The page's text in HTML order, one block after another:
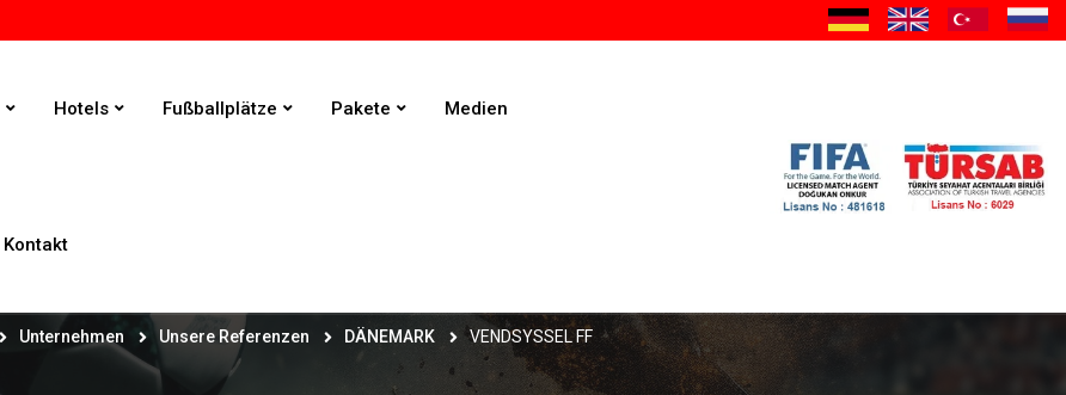
Hotels Fußballplätze Pakete Medien
Kontakt
Unternehmen Unsere Referenzen DÄNEMARK VENDSYSSEL FF